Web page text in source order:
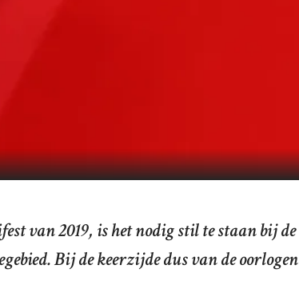
van 2019, is het nodig stil te staan bij
Bij de keerzijde dus van de